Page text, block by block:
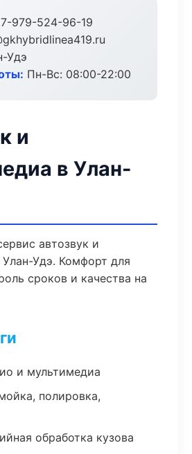
979-524-96-19
Удэ
Пн-Вс: 08:00-22:00
и
в Улан-
автозвук и
Удэ. Комфорт для
сроков и качества на
и мультимедиа
полировка,
обработка кузова